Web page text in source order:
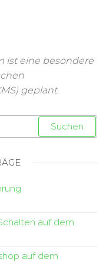
ist eine besondere
geplant.
auf dem
auf dem